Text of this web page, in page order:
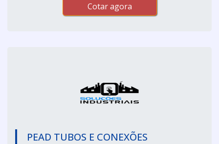
Cotar agora
PEAD TUBOS E CONEXÕES